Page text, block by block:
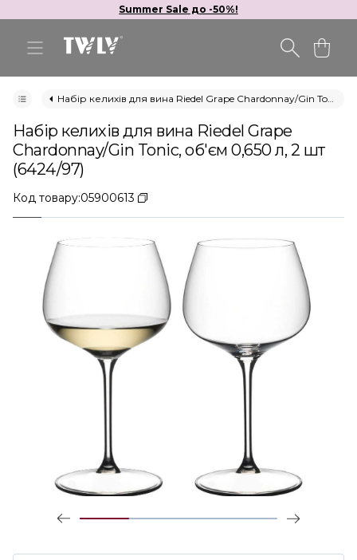
Summer Sale до -50%!
Набір келихів для вина Riedel Grape Chardonnay/Gin Tonic, об'єм 0,650 л, 2 шт (6424/97)
Набір келихів для вина Riedel Grape
Chardonnay/Gin Tonic, об'єм 0,650 л, 2 шт
(6424/97)
Код товару:05900613